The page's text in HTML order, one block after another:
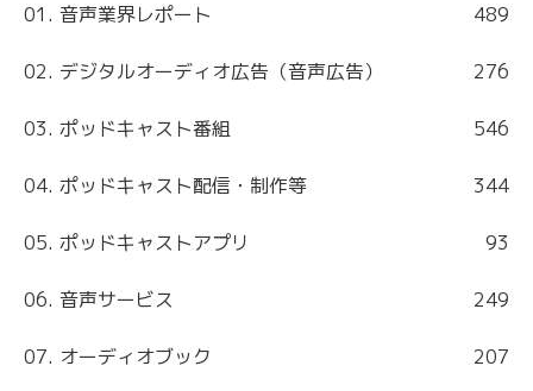
01. 音声業界レポート 489
02. デジタルオーディオ広告（音声広告） 276
03. ポッドキャスト番組 546
04. ポッドキャスト配信・制作等 344
05. ポッドキャストアプリ 93
06. 音声サービス 249
07. オーディオブック 207